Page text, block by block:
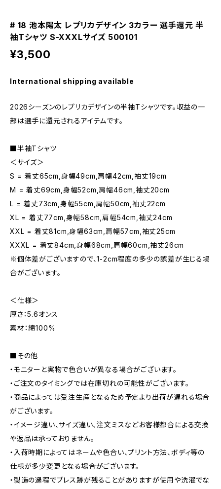
# 18 池本陽太 レプリカデザイン 3カラー 選手還元 半
袖Tシャツ S-XXXLサイズ 500101
¥3,500
International shipping available
2026シーズンのレプリカデザインの半袖Tシャツです。収益の一
部は選手に還元されるアイテムです。
■半袖Tシャツ
＜サイズ＞
S = 着丈65cm,身幅49cm,肩幅42cm,袖丈19cm
M = 着丈69cm,身幅52cm,肩幅46cm,袖丈20cm
L = 着丈73cm,身幅55cm,肩幅50cm,袖丈22cm
XL = 着丈77cm,身幅58cm,肩幅54cm,袖丈24cm
XXL = 着丈81cm,身幅63cm,肩幅57cm,袖丈25cm
XXXL = 着丈84cm,身幅68cm,肩幅60cm,袖丈26cm
※個体差がございますので、1-2cm程度の多少の誤差が生じる場
合がございます。
＜仕様＞
厚さ：5.6オンス
素材：綿100%
■その他
・モニターと実物で色合いが異なる場合がございます。
・ご注文のタイミングでは在庫切れの可能性がございます。
・商品によっては受注生産となるため予定より出荷が遅れる場合
がございます。
・イメージ違い、サイズ違い、注文ミスなどお客様都合による交換
や返品は承っておりません。
・入荷時期によってはネームや色合い、プリント方法、ボディ等の
仕様が多少変更となる場合がございます。
・製造の過程でプレス跡が残ることがありますが使用や洗濯でな